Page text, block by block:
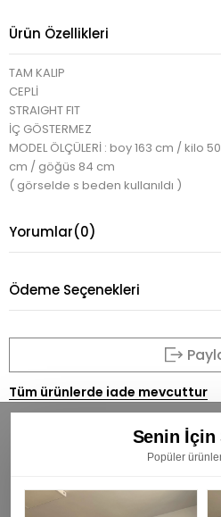
Ürün Özellikleri
TAM KALIP
CEPLİ
STRAIGHT FIT
İÇ GÖSTERMEZ
MODEL ÖLÇÜLERİ : boy 163 cm /
cm / göğüs 84 cm
( görselde s beden kullanıldı )
Yorumlar(0)
Ödeme Seçenekleri
Tüm ürünlerde iade mevcuttur
BÜLTENİMİZE
Senin İçin
Popüler